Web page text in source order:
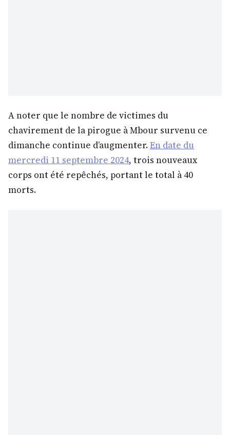
A noter que le nombre de victimes du
chavirement de la pirogue à Mbour survenu ce
dimanche continue d’augmenter.En date du
mercredi 11 septembre 2024, trois nouveaux
corps ont été repêchés, portant le total à 40
morts.